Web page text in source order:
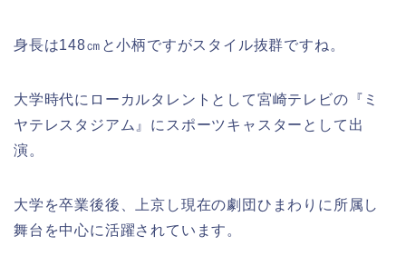
身長は148㎝と小柄ですがスタイル抜群ですね。
大学時代にローカルタレントとして宮崎テレビの『ミ
ヤテレスタジアム』にスポーツキャスターとして出
演。
大学を卒業後後、上京し現在の劇団ひまわりに所属し
舞台を中心に活躍されています。